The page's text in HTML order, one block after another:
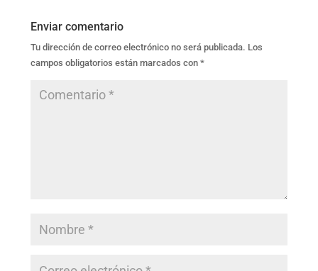
Enviar comentario
Tu dirección de correo electrónico no será publicada. Los
campos obligatorios están marcados con *